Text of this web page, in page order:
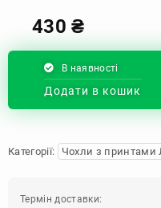
430₴
В наявності
Додати в кошик
Категорії: Чохли з
Термін доставки: